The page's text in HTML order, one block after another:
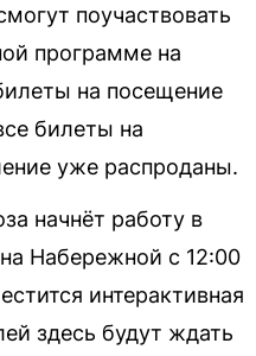
поучаствовать
программе на
на посещение
билеты на
уже распроданы.
начнёт работу в
Набережной с 12:00
интерактивная
здесь будут ждать